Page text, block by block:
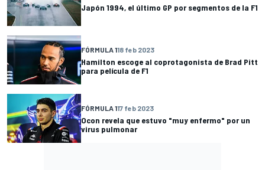
Japón 1994, el último GP por segmentos de la F1
FÓRMULA 118 feb 2023
Hamilton escoge al coprotagonista de Brad Pitt
para película de F1
FÓRMULA 117 feb 2023
Ocon revela que estuvo "muy enfermo" por un
virus pulmonar